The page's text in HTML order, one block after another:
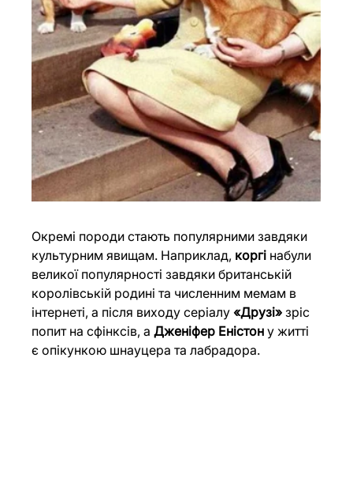
Окремі породи стають популярними завдяки
культурним явищам. Наприклад, коргі набули
великої популярності завдяки британській
королівській родині та численним мемам в
інтернеті, а після виходу серіалу «Друзі» зріс
попит на сфінксів, а Дженіфер Еністон у житті
є опікункою шнауцера та лабрадора.